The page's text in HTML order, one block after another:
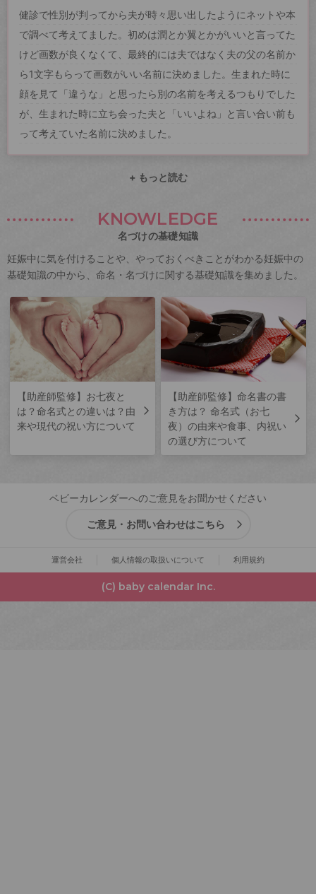
健診で性別が判ってから夫が時々思い出したようにネットや本
で調べて考えてました。初めは潤とか翼とかがいいと言ってた
けど画数が良くなくて、最終的には夫ではなく夫の父の名前か
ら1文字もらって画数がいい名前に決めました。生まれた時に
顔を見て「違うな」と思ったら別の名前を考えるつもりでした
が、生まれた時に立ち会った夫と「いいよね」と言い合い前も
って考えていた名前に決めました。
+ もっと読む
KNOWLEDGE
名づけの基礎知識
妊娠中に気を付けることや、やっておくべきことがわかる妊娠中の
基礎知識の中から、命名・名づけに関する基礎知識を集めました。
【助産師監修】お七夜と
は？命名式との違いは？由
来や現代の祝い方について
【助産師監修】命名書の書
き方は？ 命名式（お七
夜）の由来や食事、内祝い
の選び方について
ベビーカレンダーへのご意見をお聞かせください
ご意見・お問い合わせはこちら
運営会社 個人情報の取扱いについて 利用規約
(C) baby calendar Inc.